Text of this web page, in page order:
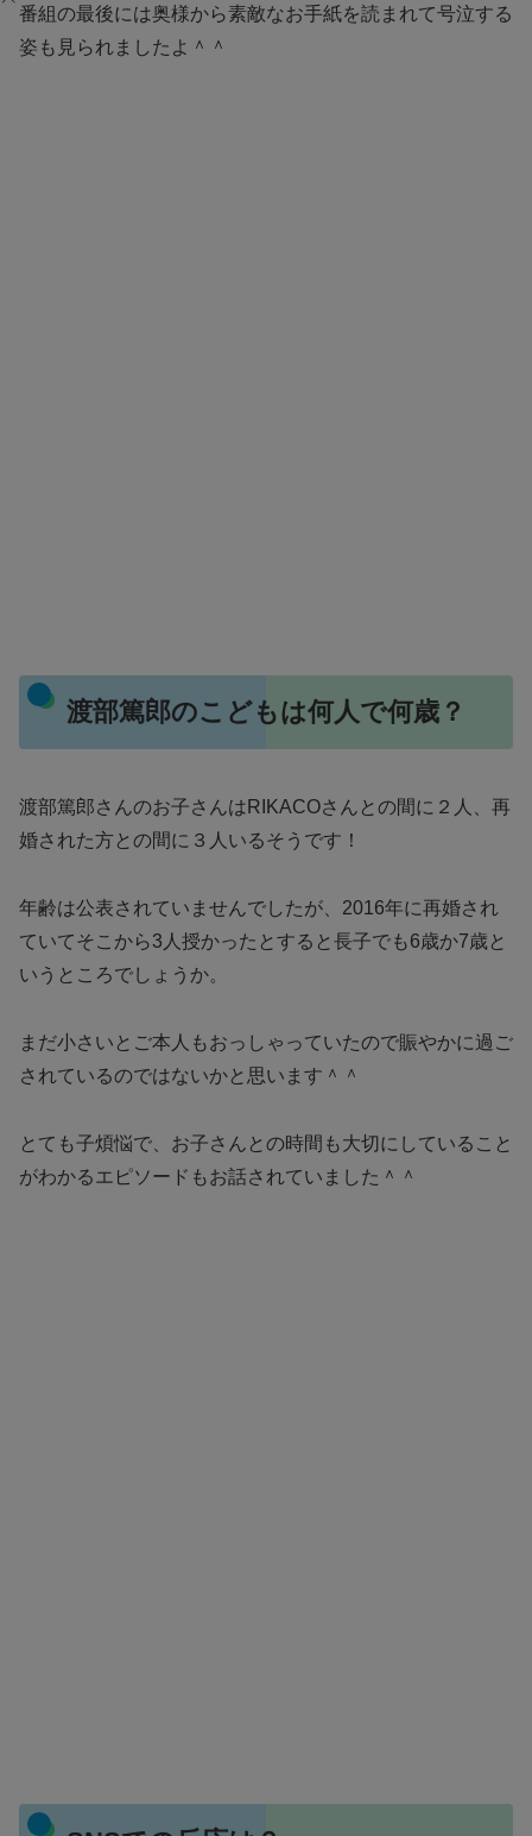
番組の最後には奥様から素敵なお手紙を読まれて号泣する
姿も見られましたよ＾＾
渡部篤郎のこどもは何人で何歳？
渡部篤郎さんのお子さんはRIKACOさんとの間に２人、再
婚された方との間に３人いるそうです！
年齢は公表されていませんでしたが、2016年に再婚され
ていてそこから3人授かったとすると長子でも6歳か7歳と
いうところでしょうか。
まだ小さいとご本人もおっしゃっていたので賑やかに過ご
されているのではないかと思います＾＾
とても子煩悩で、お子さんとの時間も大切にしていること
がわかるエピソードもお話されていました＾＾